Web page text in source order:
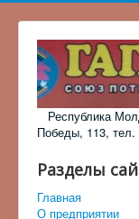
Республика
Победы, 113, тел.
Разделы
Главная
О предприятии